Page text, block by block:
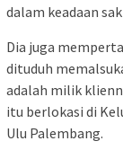
dalam keadaan
Dia juga
dituduh
adalah milik
itu berlokasi di
Ulu Palembang.